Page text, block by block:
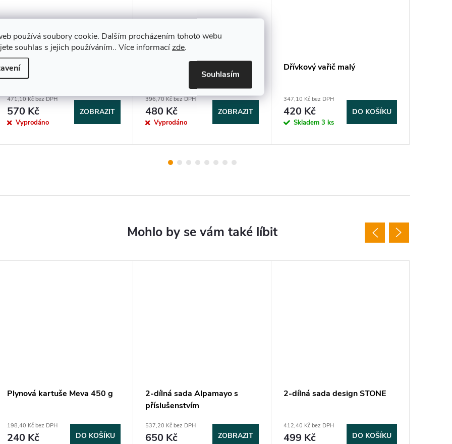
používá soubory cookie. Dalším procházením tohoto webu
souhlas s jejich používáním.. Více informacízde.
Souhlasím
Dřívkový vařič velký
471,10 Kč bez DPH
570 Kč
Vyprodáno
ZOBRAZIT
396,70 Kč bez DPH
480 Kč
Vyprodáno
ZOBRAZIT
Dřívkový vařič malý
347,10 Kč bez DPH
420 Kč
Skladem 3 ks
DO KOŠÍKU
Plynová kartuše Meva 450 g
198,40 Kč bez DPH
240 Kč DO KOŠÍKU
2-dílná sada Alpamayo s
příslušenstvím
537,20 Kč bez DPH
650 Kč ZOBRAZIT
2-dílná sada design STONE
412,40 Kč bez DPH
499 Kč DO KOŠÍKU